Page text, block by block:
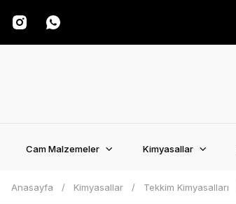
Cam Malzemeler Kimyasallar
Anasayfa Kimyasallar Tekkim Kimyasalları